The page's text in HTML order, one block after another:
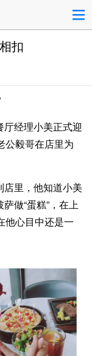
扣
经理小美正式迎
公毅哥在店里为
里，他知道小美
做“蛋糕”，在上
他心目中还是一